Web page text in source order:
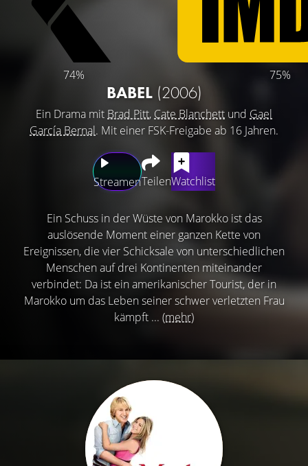
74% 75%
BABEL (2006)
Ein Drama mit Brad Pitt, Cate Blanchett und Gael
García Bernal. Mit einer FSK-Freigabe ab 16 Jahren.
StreamenTeilenWatchlist
Ein Schuss in der Wüste von Marokko ist das
auslösende Moment einer ganzen Kette von
Ereignissen, die vier Schicksale von unterschiedlichen
Menschen auf drei Kontinenten miteinander
verbindet: Da ist ein amerikanischer Tourist, der in
Marokko um das Leben seiner schwer verletzten Frau
kämpft ... (mehr)